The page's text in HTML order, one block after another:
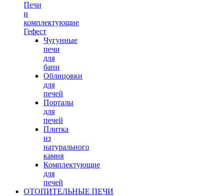
Печи
и
комплектующие
Гефест
Чугунные
печи
для
бани
Облицовки
для
печей
Порталы
для
печей
Плитка
из
натурального
камня
Комплектующие
для
печей
ОТОПИТЕЛЬНЫЕ ПЕЧИ